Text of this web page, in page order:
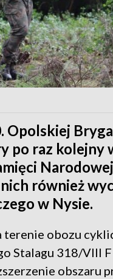
Opolskiej
po raz kolejny
również
w Nysie.
terenie obozu
Stalagu 318/VIII
obszaru